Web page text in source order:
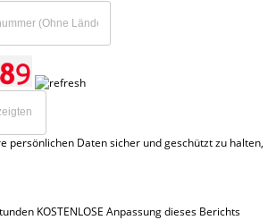
persönlichen Daten sicher und geschützt zu halten,
KOSTENLOSE Anpassung dieses Berichts